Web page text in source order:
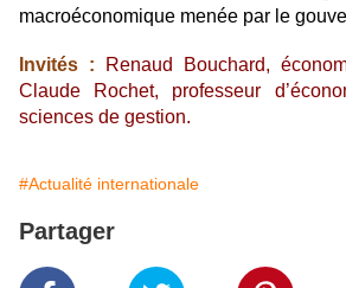
macroéconomique menée par le
Invités :
Renaud Bouchard,
Claude Rochet, professeur
sciences de gestion.
#Actualité internationale
Partager